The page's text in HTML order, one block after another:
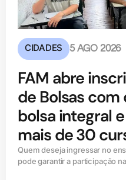
CIDADES 5 AGO 2026
FAM abre
de Bolsas
bolsa integral
mais de 30
Quem deseja ingressar no
pode garantir a participação